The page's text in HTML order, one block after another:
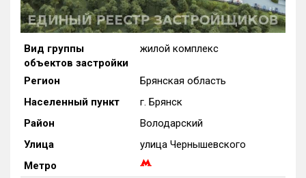
от до
Вид объекта
Только новые
от
Вид группы
объектов застройки
жилой комплекс
Регион
Брянская область
Населенный пункт
г. Брянск
Район
Володарский
Улица
улица Чернышевского
Метро